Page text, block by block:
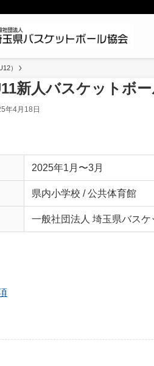
）
新⼈バスケットボ
年4月18日
2025年1月〜3月
県内⼩学校 / 公共体育館
一般社団法人 埼玉県バスケ